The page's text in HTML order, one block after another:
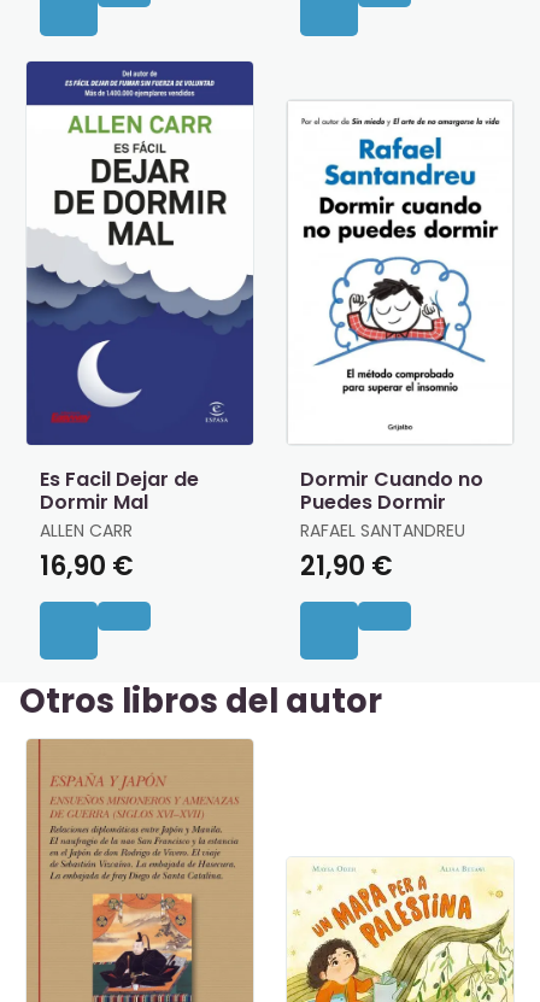
Es Facil Dejar de
Dormir Mal
ALLEN CARR
16,90 €
Dormir Cuando no
Puedes Dormir
RAFAEL SANTANDREU
21,90 €
Otros libros del autor